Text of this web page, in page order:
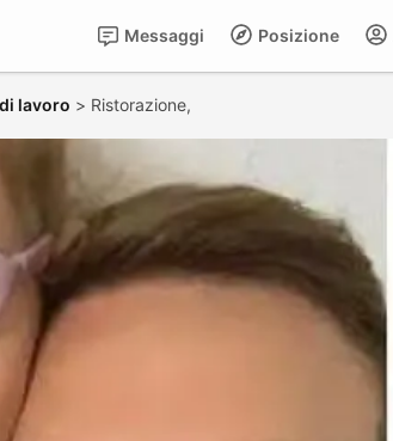
Posizione
Messaggi
lavoro > Ristorazione,